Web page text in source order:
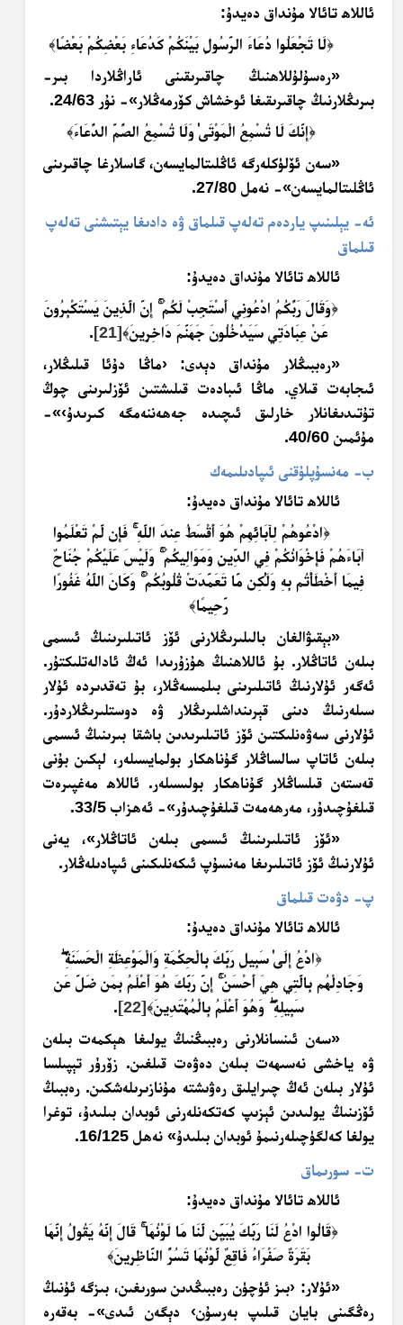
ئاللاھ تائالا مۇنداق دەيدۇ:
﴿لَا تَجْعَلُوا دُعَاءَ الرَّسُولِ بَيْنَكُمْ كَدُعَاءِ بَعْضِكُمْ بَعْضًا﴾
«رەسۇلۇللاھنىڭ چاقىرىقىنى ئاراڭلاردا بىر-
بىرىڭلارنىڭ چاقىرىقىغا ئوخشاش كۆرمەڭلار»- نۇر 24/63.
﴿إِنَّكَ لَا تُسْمِعُ الْمَوْتَىٰ وَلَا تُسْمِعُ الصُّمَّ الدُّعَاءَ﴾
«سەن ئۆلۈكلەرگە ئاڭلىتالمايسەن، گاسلارغا چاقىرىنى
ئاڭلىتالمايسەن»- نەمل 27/80.
ئە- يېلىنىپ ياردەم تەلەپ قىلماق ۋە دادىغا يېتىشنى تەلەپ
قىلماق
ئاللاھ تائالا مۇنداق دەيدۇ:
﴿وَقَالَ رَبُّكُمُ ادْعُونِي أَسْتَجِبْ لَكُمْ إِنَّ الَّذِينَ يَسْتَكْبِرُونَ
عَنْ عِبَادَتِي سَيَدْخُلُونَ جَهَنَّمَ دَاخِرِينَ﴾[21]
.
«رەببىڭلار مۇنداق دېدى: ‹ماڭا دۇئا قىلىڭلار،
ئىجابەت قىلاي. ماڭا ئىبادەت قىلىشتىن ئۆزلىرىنى چوڭ
تۇتىدىغانلار خارلىق ئىچىدە جەھەننەمگە كىرىدۇ›»-
مۇئمىن 40/60.
ب- مەنسۇپلۇقنى ئىپادىلىمەك
ئاللاھ تائالا مۇنداق دەيدۇ:
﴿ادْعُوهُمْ لِآبَائِهِمْ هُوَ أَقْسَطُ عِندَ اللَّهِ فَإِن لَّمْ تَعْلَمُوا
آبَاءَهُمْ فَإِخْوَانُكُمْ فِي الدِّينِ وَمَوَالِيكُمْ وَلَيْسَ عَلَيْكُمْ جُنَاحٌ
فِيمَا أَخْطَأْتُم بِهِ وَلَٰكِن مَّا تَعَمَّدَتْ قُلُوبُكُمْ وَكَانَ اللَّهُ غَفُورًا
رَّحِيمًا﴾
«بېقىۋالغان بالىلىرىڭلارنى ئۆز ئاتىلىرىنىڭ ئىسمى
بىلەن ئاتاڭلار. بۇ ئاللاھنىڭ ھۇزۇرىدا ئەڭ ئادالەتلىكتۇر.
ئەگەر ئۇلارنىڭ ئاتىلىرىنى بىلمىسەڭلار، بۇ تەقدىردە ئۇلار
سىلەرنىڭ دىنى قېرىنداشلىرىڭلار ۋە دوستلىرىڭلاردۇر.
ئۇلارنى سەۋەنلىكتىن ئۆز ئاتىلىرىدىن باشقا بىرىنىڭ ئىسمى
بىلەن ئاتاپ سالساڭلار گۇناھكار بولمايسىلەر، لېكىن بۇنى
قەستەن قىلساڭلار گۇناھكار بولىسىلەر. ئاللاھ مەغپىرەت
قىلغۇچىدۇر، مەرھەمەت قىلغۇچىدۇر»- ئەھزاب 33/5.
«ئۆز ئاتىلىرىنىڭ ئىسمى بىلەن ئاتاڭلار»، يەنى
ئۇلارنىڭ ئۆز ئاتىلىرىغا مەنسۇپ ئىكەنلىكىنى ئىپادىلەڭلار.
پ- دۋەت قىلماق
ئاللاھ تائالا مۇنداق دەيدۇ:
﴿ادْعُ إِلَىٰ سَبِيلِ رَبِّكَ بِالْحِكْمَةِ وَالْمَوْعِظَةِ الْحَسَنَةِ
وَجَادِلْهُم بِالَّتِي هِيَ أَحْسَنُ إِنَّ رَبَّكَ هُوَ أَعْلَمُ بِمَن ضَلَّ عَن
سَبِيلِهِ وَهُوَ أَعْلَمُ بِالْمُهْتَدِينَ﴾[22]
.
«سەن ئىنسانلارنى رەببىڭنىڭ يولىغا ھېكمەت بىلەن
ۋە ياخشى نەسىھەت بىلەن دەۋەت قىلغىن. زۆرۈر تېپىلسا
ئۇلار بىلەن ئەڭ چىرايلىق رەۋىشتە مۇنازىرىلەشكىن. رەببىڭ
ئۆزىنىڭ يولىدىن ئېزىپ كەتكەنلەرنى ئوبدان بىلىدۇ، توغرا
يولغا كەلگۈچىلەرنىمۇ ئوبدان بىلىدۇ» نەھل 16/125.
ت- سورىماق
ئاللاھ تائالا مۇنداق دەيدۇ:
﴿قَالُوا ادْعُ لَنَا رَبَّكَ يُبَيِّن لَّنَا مَا لَوْنُهَا قَالَ إِنَّهُ يَقُولُ إِنَّهَا
بَقَرَةٌ صَفْرَاءُ فَاقِعٌ لَّوْنُهَا تَسُرُّ النَّاظِرِينَ﴾
«ئۇلار: ‹بىز ئۈچۈن رەببىڭدىن سورىغىن، بىزگە ئۇنىڭ
رەڭگىنى بايان قىلىپ بەرسۇن› دېگەن ئىدى»- بەقەرە